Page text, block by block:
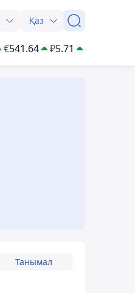
Қаз
€541.64 ₽5.71
Танымал